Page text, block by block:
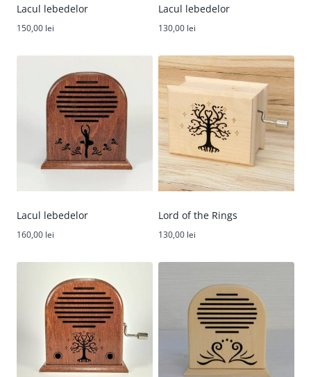
Lacul lebedelor
150,00 lei
Lacul lebedelor
130,00 lei
Lacul lebedelor
160,00 lei
Lord of the Rings
130,00 lei